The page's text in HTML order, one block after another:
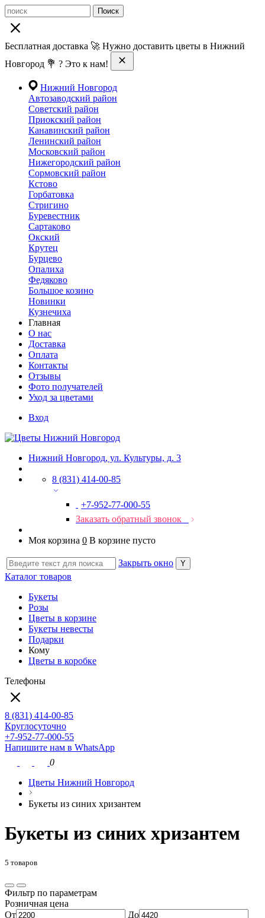
Поиск
Бесплатная доставка 🚀 Нужно доставить цветы в Нижний
Новгород 💐 ? Это к нам!
Нижний Новгород
Автозаводский район
Советский район
Приокский район
Канавинский район
Ленинский район
Московский район
Нижегородский район
Сормовский район
Кстово
Горбатовка
Стригино
Буревестник
Сартаково
Окский
Крутец
Бурцево
Опалиха
Федяково
Большое козино
Новинки
Кузнечиха
Главная
О нас
Доставка
Оплата
Контакты
Отзывы
Фото получателей
Уход за цветами
Вход
Нижний Новгород, ул. Культуры, д. 3
8 (831) 414-00-85
+7-952-77-000-55
Заказать обратный звонок
Моя корзина 0 В корзине пусто
Закрыть окно
Каталог товаров
Букеты
Розы
Цветы в корзине
Букеты невесты
Подарки
Кому
Цветы в коробке
Телефоны
8 (831) 414-00-85
Круглосуточно
+7-952-77-000-55
Напишите нам в WhatsApp
0
Цветы Нижний Новгород
Букеты из синих хризантем
Букеты из синих хризантем
5 товаров
Фильтр по параметрам
Розничная цена
От
До